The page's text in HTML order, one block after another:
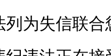
为失信联合